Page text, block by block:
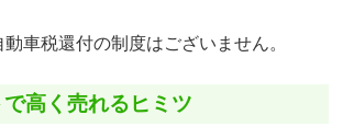
車税還付の制度はございません。
高く売れるヒミツ